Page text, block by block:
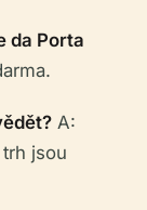
da Porta
A:
jsou